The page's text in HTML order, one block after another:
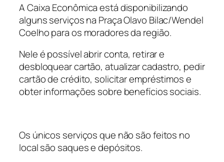
A Caixa Econômica está disponibilizando
alguns serviços na Praça Olavo Bilac/Wendel
Coelho para os moradores da região.
Nele é possível abrir conta, retirar e
desbloquear cartão, atualizar cadastro, pedir
cartão de crédito, solicitar empréstimos e
obter informações sobre benefícios sociais.
Os únicos serviços que não são feitos no
local são saques e depósitos.